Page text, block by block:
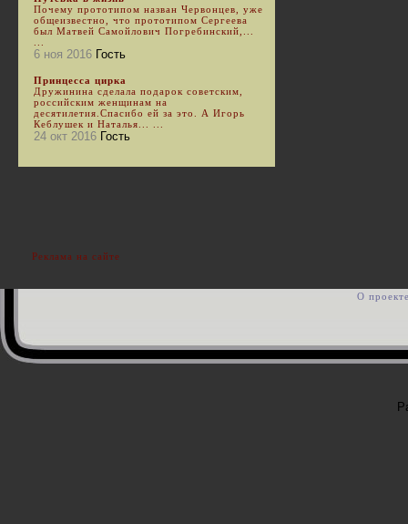
Почему прототипом назван Червонцев, уже
общеизвестно, что прототипом Сергеева
был Матвей Самойлович Погребинский,...
6 ноя 2016 Гость
Принцесса цирка
Дружинина сделала подарок советским,
российским женщинам на
десятилетия.Спасибо ей за это. А Игорь
Кеблушек и Наталья... ...
24 окт 2016 Гость
Реклама на сайте
О